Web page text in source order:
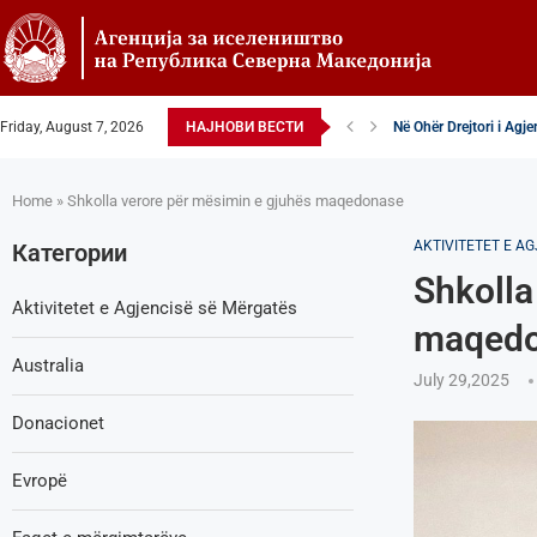
Friday, August 7, 2026 НАЈНОВИ ВЕСТИ Në Ohër Drejtori i
Home » Shkolla verore për mësimin e gjuhës maqedonase
AKTIVITETET E
July 29,2025
Категории
Aktivitetet e Agjencisë së Мërgatës
Australia
Donacionet
Evropë